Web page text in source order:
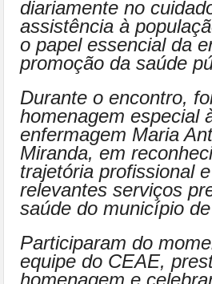
diariamente no
assistência à
o papel essencial da
promoção da saúde
Durante o encontro,
homenagem especial
enfermagem Maria
Miranda, em
trajetória profissional
relevantes serviços
saúde do município
Participaram do
equipe do CEAE,